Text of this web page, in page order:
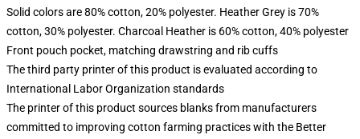
Solid colors are 80% cotton, 20% polyester. Heather Grey is 70%
cotton, 30% polyester. Charcoal Heather is 60% cotton, 40% polyester
Front pouch pocket, matching drawstring and rib cuffs
The third party printer of this product is evaluated according to
International Labor Organization standards
The printer of this product sources blanks from manufacturers
committed to improving cotton farming practices with the Better